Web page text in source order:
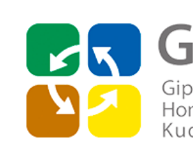
Ir a los contenidos